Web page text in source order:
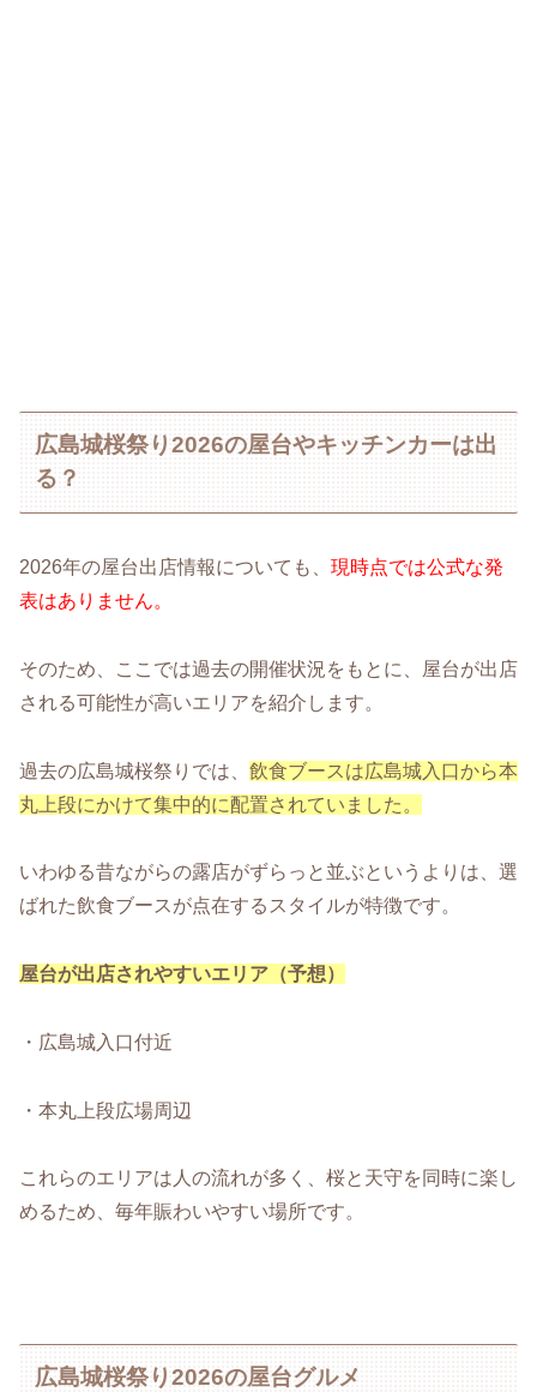
広島城桜祭り2026の屋台やキッチンカーは出
る？
2026年の屋台出店情報についても、 現時点では公式な発
表はありません。
そのため、ここでは過去の開催状況をもとに、屋台が出店
される可能性が高いエリアを紹介します。
過去の広島城桜祭りでは、 飲食ブースは広島城入口から本
丸上段にかけて集中的に配置されていました。
いわゆる昔ながらの露店がずらっと並ぶというよりは、選
ばれた飲食ブースが点在するスタイルが特徴です。
屋台が出店されやすいエリア（予想）
・広島城入口付近
・本丸上段広場周辺
これらのエリアは人の流れが多く、桜と天守を同時に楽し
めるため、毎年賑わいやすい場所です。
広島城桜祭り2026の屋台グルメ